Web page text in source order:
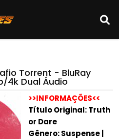
Torrent - BluRay
4k Dual Áudio
>>INFORMAÇÕES<<
Título Original: Truth
or Dare
Gênero: Suspense |